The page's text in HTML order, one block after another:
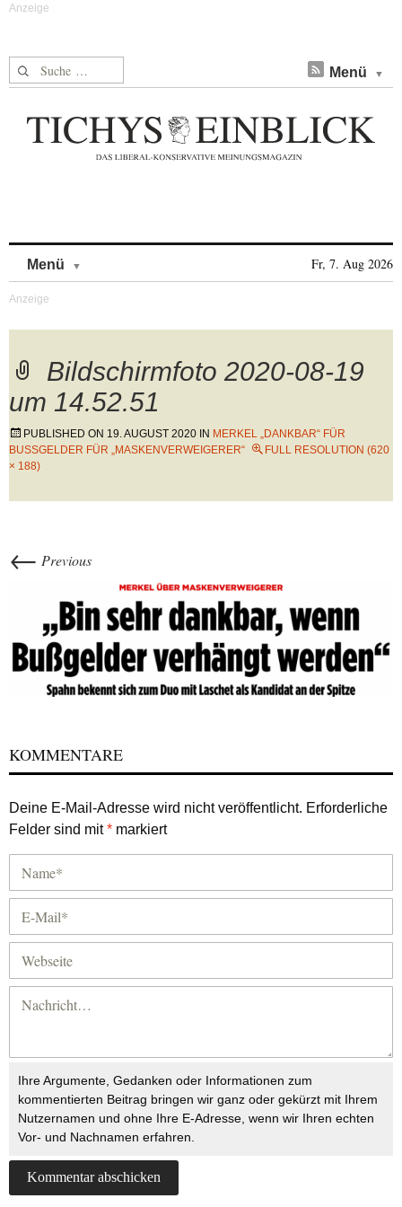
Suche nach: Menü
Menü Fr, 7. Aug 2026
Bildschirmfoto 2020-08-19
um 14.52.51
PUBLISHED ON 19. AUGUST 2020 IN MERKEL „DANKBAR“ FÜR
BUSSGELDER FÜR „MASKENVERWEIGERER“
FULL RESOLUTION (620
× 188)
← Previous
KOMMENTARE
Deine E-Mail-Adresse wird nicht veröffentlicht. Erforderliche
Felder sind mit* markiert
Ihre Argumente, Gedanken oder Informationen zum
kommentierten Beitrag bringen wir ganz oder gekürzt mit Ihrem
Nutzernamen und ohne Ihre E-Adresse, wenn wir Ihren echten
Vor- und Nachnamen erfahren.